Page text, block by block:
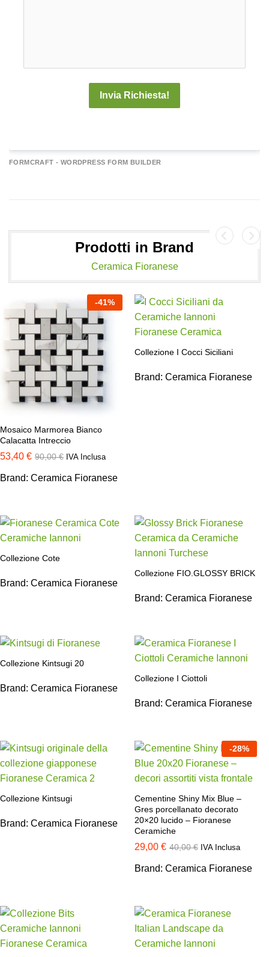
Invia Richiesta!
FORMCRAFT - WORDPRESS FORM BUILDER
Prodotti in Brand
Ceramica Fioranese
-41%
Mosaico Marmorea Bianco
Calacatta Intreccio
53,40 € 90,00€ IVA Inclusa
Brand: Ceramica Fioranese
Collezione I Cocci Siciliani
Brand: Ceramica Fioranese
Collezione Cote
Brand: Ceramica Fioranese
Collezione FIO.GLOSSY BRICK
Brand: Ceramica Fioranese
Collezione Kintsugi 20
Brand: Ceramica Fioranese
Collezione I Ciottoli
Brand: Ceramica Fioranese
Collezione Kintsugi
Brand: Ceramica Fioranese
-28%
Cementine Shiny Mix Blue –
Gres porcellanato decorato
20×20 lucido – Fioranese
Ceramiche
29,00 € 40,00€ IVA Inclusa
Brand: Ceramica Fioranese